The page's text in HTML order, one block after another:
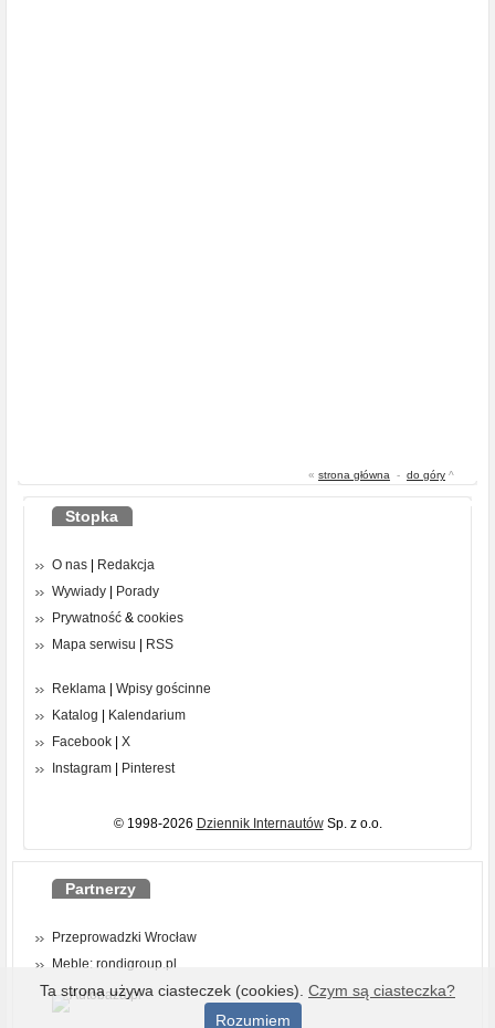
« strona główna - do góry ^
Stopka
O nas | Redakcja
Wywiady | Porady
Prywatność & cookies
Mapa serwisu | RSS
Reklama | Wpisy gościnne
Katalog | Kalendarium
Facebook | X
Instagram | Pinterest
© 1998-2026 Dziennik InternautówSp. z o.o.
Partnerzy
Przeprowadzki Wrocław
Meble: rondigroup.pl
Ta strona używa ciasteczek (cookies). Czym są ciasteczka?
Rozumiem